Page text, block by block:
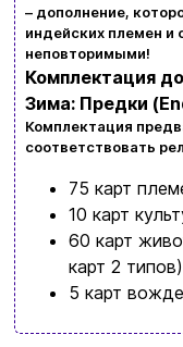
– дополнение,
индейских племен и
неповторимыми!
Комплектация
Зима: Предки
Комплектация
соответствовать
75 карт
10 карт
60 карт
карт 2 типов)
5 карт